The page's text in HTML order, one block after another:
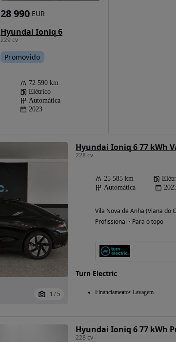
Possibilidade de
Hyundai Ioniq 6
229 cv
28 990 EUR
Promovido
72 590 km
Elétrico
Automática
2023
1 / 5
Hyundai Ioniq 6 77 kWh
228 cv
25 585 km
Automática
Vila Nova de Anha (Viana do
Profissional • Para o topo
Turn Electric
Financiamento Lavagem
Hyundai Ioniq 6 77 kWh
228 cv